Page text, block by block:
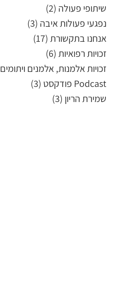
שיתופי פעולה (2)
נפגעי פעולות איבה (3)
אנחנו בתקשורת (17)
זכויות רפואיות (6)
זכויות אלמנות, אלמנים ויתומים
Podcast פודקסט
(3)
שמירת הריון (3)